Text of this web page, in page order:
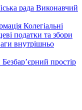
рада Виконавчий
Колегіальні
податки та збори
внутрішньо
Безбар’єрний простір